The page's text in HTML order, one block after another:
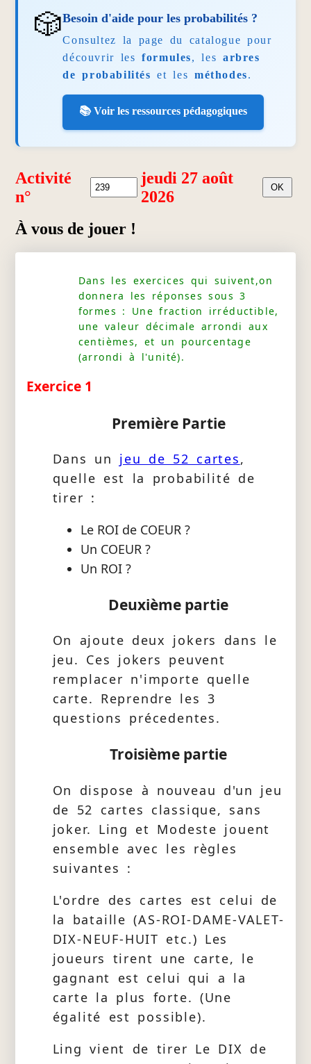
🎲Besoin d'aide pour les probabilités ?
Consultez la page du catalogue pour
découvrir lesformules, lesarbres
de probabilités et les méthodes.
📚 Voir les ressources pédagogiques
Activité
n°
jeudi 27 août
2026
À vous de jouer !
Dans les exercices qui suivent,on
donnera les réponses sous 3
formes : Une fraction irréductible,
une valeur décimale arrondi aux
centièmes, et un pourcentage
(arrondi à l'unité).
Exercice 1
Première Partie
Dans un jeu de 52 cartes,
quelle est la probabilité de
tirer :
Le ROI de COEUR ?
Un COEUR ?
Un ROI ?
Deuxième partie
On ajoute deux jokers dans le
jeu. Ces jokers peuvent
remplacer n'importe quelle
carte. Reprendre les 3
questions précedentes.
Troisième partie
On dispose à nouveau d'un jeu
de 52 cartes classique, sans
joker. Ling et Modeste jouent
ensemble avec les règles
suivantes :
L'ordre des cartes est celui de
la bataille (AS-ROI-DAME-VALET-
DIX-NEUF-HUIT etc.) Les
joueurs tirent une carte, le
gagnant est celui qui a la
carte la plus forte. (Une
égalité est possible).
Ling vient de tirer Le DIX de